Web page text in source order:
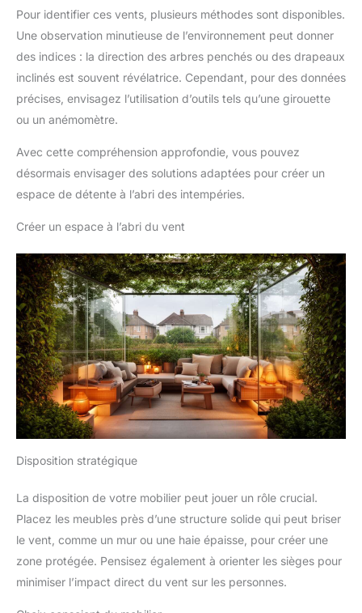
Pour identifier ces vents, plusieurs méthodes sont disponibles.
Une observation minutieuse de l’environnement peut donner
des indices : la direction des arbres penchés ou des drapeaux
inclinés est souvent révélatrice. Cependant, pour des données
précises, envisagez l’utilisation d’outils tels qu’une girouette
ou un anémomètre.
Avec cette compréhension approfondie, vous pouvez
désormais envisager des solutions adaptées pour créer un
espace de détente à l’abri des intempéries.
Créer un espace à l’abri du vent
Disposition stratégique
La disposition de votre mobilier peut jouer un rôle crucial.
Placez les meubles près d’une structure solide qui peut briser
le vent, comme un mur ou une haie épaisse, pour créer une
zone protégée. Pensisez également à orienter les sièges pour
minimiser l’impact direct du vent sur les personnes.